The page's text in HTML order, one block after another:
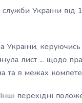
служби України
лист ... щодо
та в межах
перехідні